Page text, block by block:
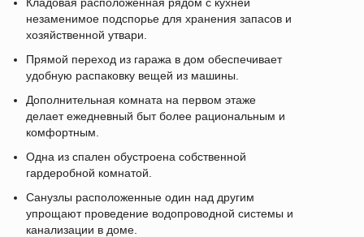
незаменимое подспорье для хранения запасов и
хозяйственной утвари.
Прямой переход из гаража в дом обеспечивает
удобную распаковку вещей из машины.
Дополнительная комната на первом этаже
делает ежедневный быт более рациональным и
комфортным.
Одна из спален обустроена собственной
гардеробной комнатой.
Санузлы расположенные один над другим
упрощают проведение водопроводной системы и
канализации в доме.